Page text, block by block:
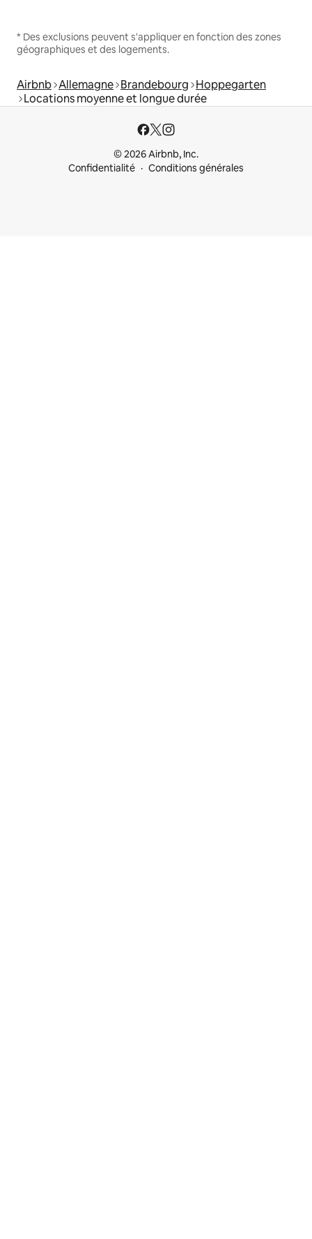
* Des exclusions peuvent s'appliquer en fonction des zones
géographiques et des logements.
Airbnb Allemagne Brandebourg Hoppegarten
Locations moyenne et longue durée
© 2026 Airbnb, Inc.
Confidentialité
Conditions générales